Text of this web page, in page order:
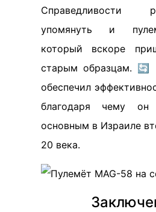
Справедливости
упомянуть и
который вскоре
старым образцам. 🔄
обеспечил
благодаря чему
основным в Израиле
20 века.